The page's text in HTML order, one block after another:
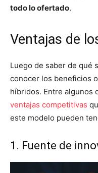
todo lo ofertado.
Ventajas de
Luego de saber de qué
conocer los beneficios
híbridos. Entre algunos
ventajas competitivas
este modelo pueden
1. Fuente de